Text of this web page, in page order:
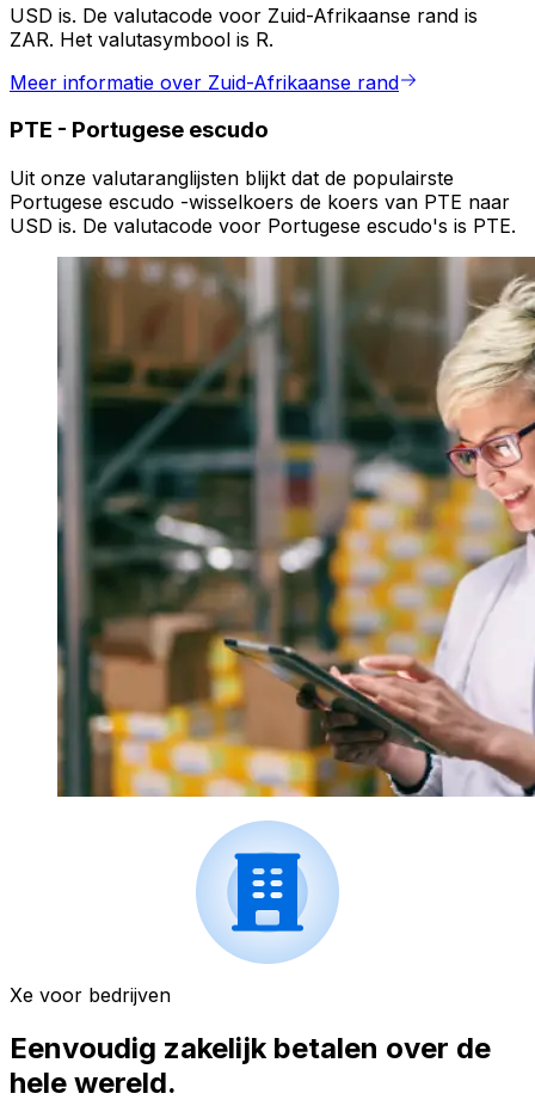
USD is. De valutacode voor Zuid-Afrikaanse rand is
ZAR. Het valutasymbool is R.
Meer informatie over Zuid-Afrikaanse rand
PTE - Portugese escudo
Uit onze valutaranglijsten blijkt dat de populairste
Portugese escudo -wisselkoers de koers van PTE naar
USD is. De valutacode voor Portugese escudo's is PTE.
Xe voor bedrijven
Eenvoudig zakelijk betalen over de
hele wereld.